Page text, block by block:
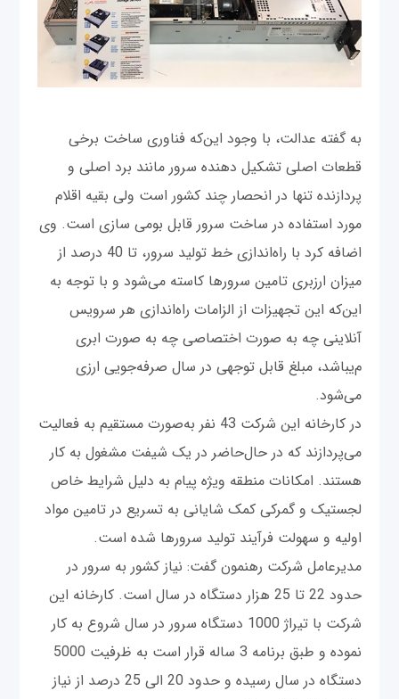
به گفته عدالت، با وجود این‌که فناوری ساخت برخی
قطعات اصلی تشکیل دهنده سرور مانند برد اصلی و
پردازنده تنها در انحصار چند کشور است ولی بقیه اقلام
مورد استفاده در ساخت سرور قابل بومی سازی است. وی
اضافه کرد با راه‌اندازی خط تولید سرور، تا 40 درصد از
میزان ارزبری تامین سرورها کاسته می‌شود و با توجه به
این‌که این تجهیزات از الزامات راه‌اندازی هر سرویس
آنلاینی چه به صورت اختصاصی چه به صورت ابری
م‌یباشد، مبلغ قابل توجهی در سال صرفه‌جویی ارزی
می‌شود.
در کارخانه این شرکت 43 نفر به‌صورت مستقیم به فعالیت
می‌‌پردازند که در حال‌حاضر در یک شیفت مشغول به کار
هستند. امکانات منطقه ویژه پیام به دلیل شرایط خاص
لجستیک و گمرکی کمک شایانی به تسریع در تامین مواد
اولیه و سهولت فرآیند تولید سرورها شده است.
مدیرعامل شرکت رهنمون گفت: نیاز کشور به سرور در
حدود 22 تا 25 هزار دستگاه در سال است. کارخانه این
شرکت با تیراژ 1000 دستگاه سرور در سال شروع به کار
نموده و طبق برنامه 3 ساله قرار است به ظرفیت 5000
دستگاه در سال رسیده و حدود 20 الی 25 درصد از نیاز